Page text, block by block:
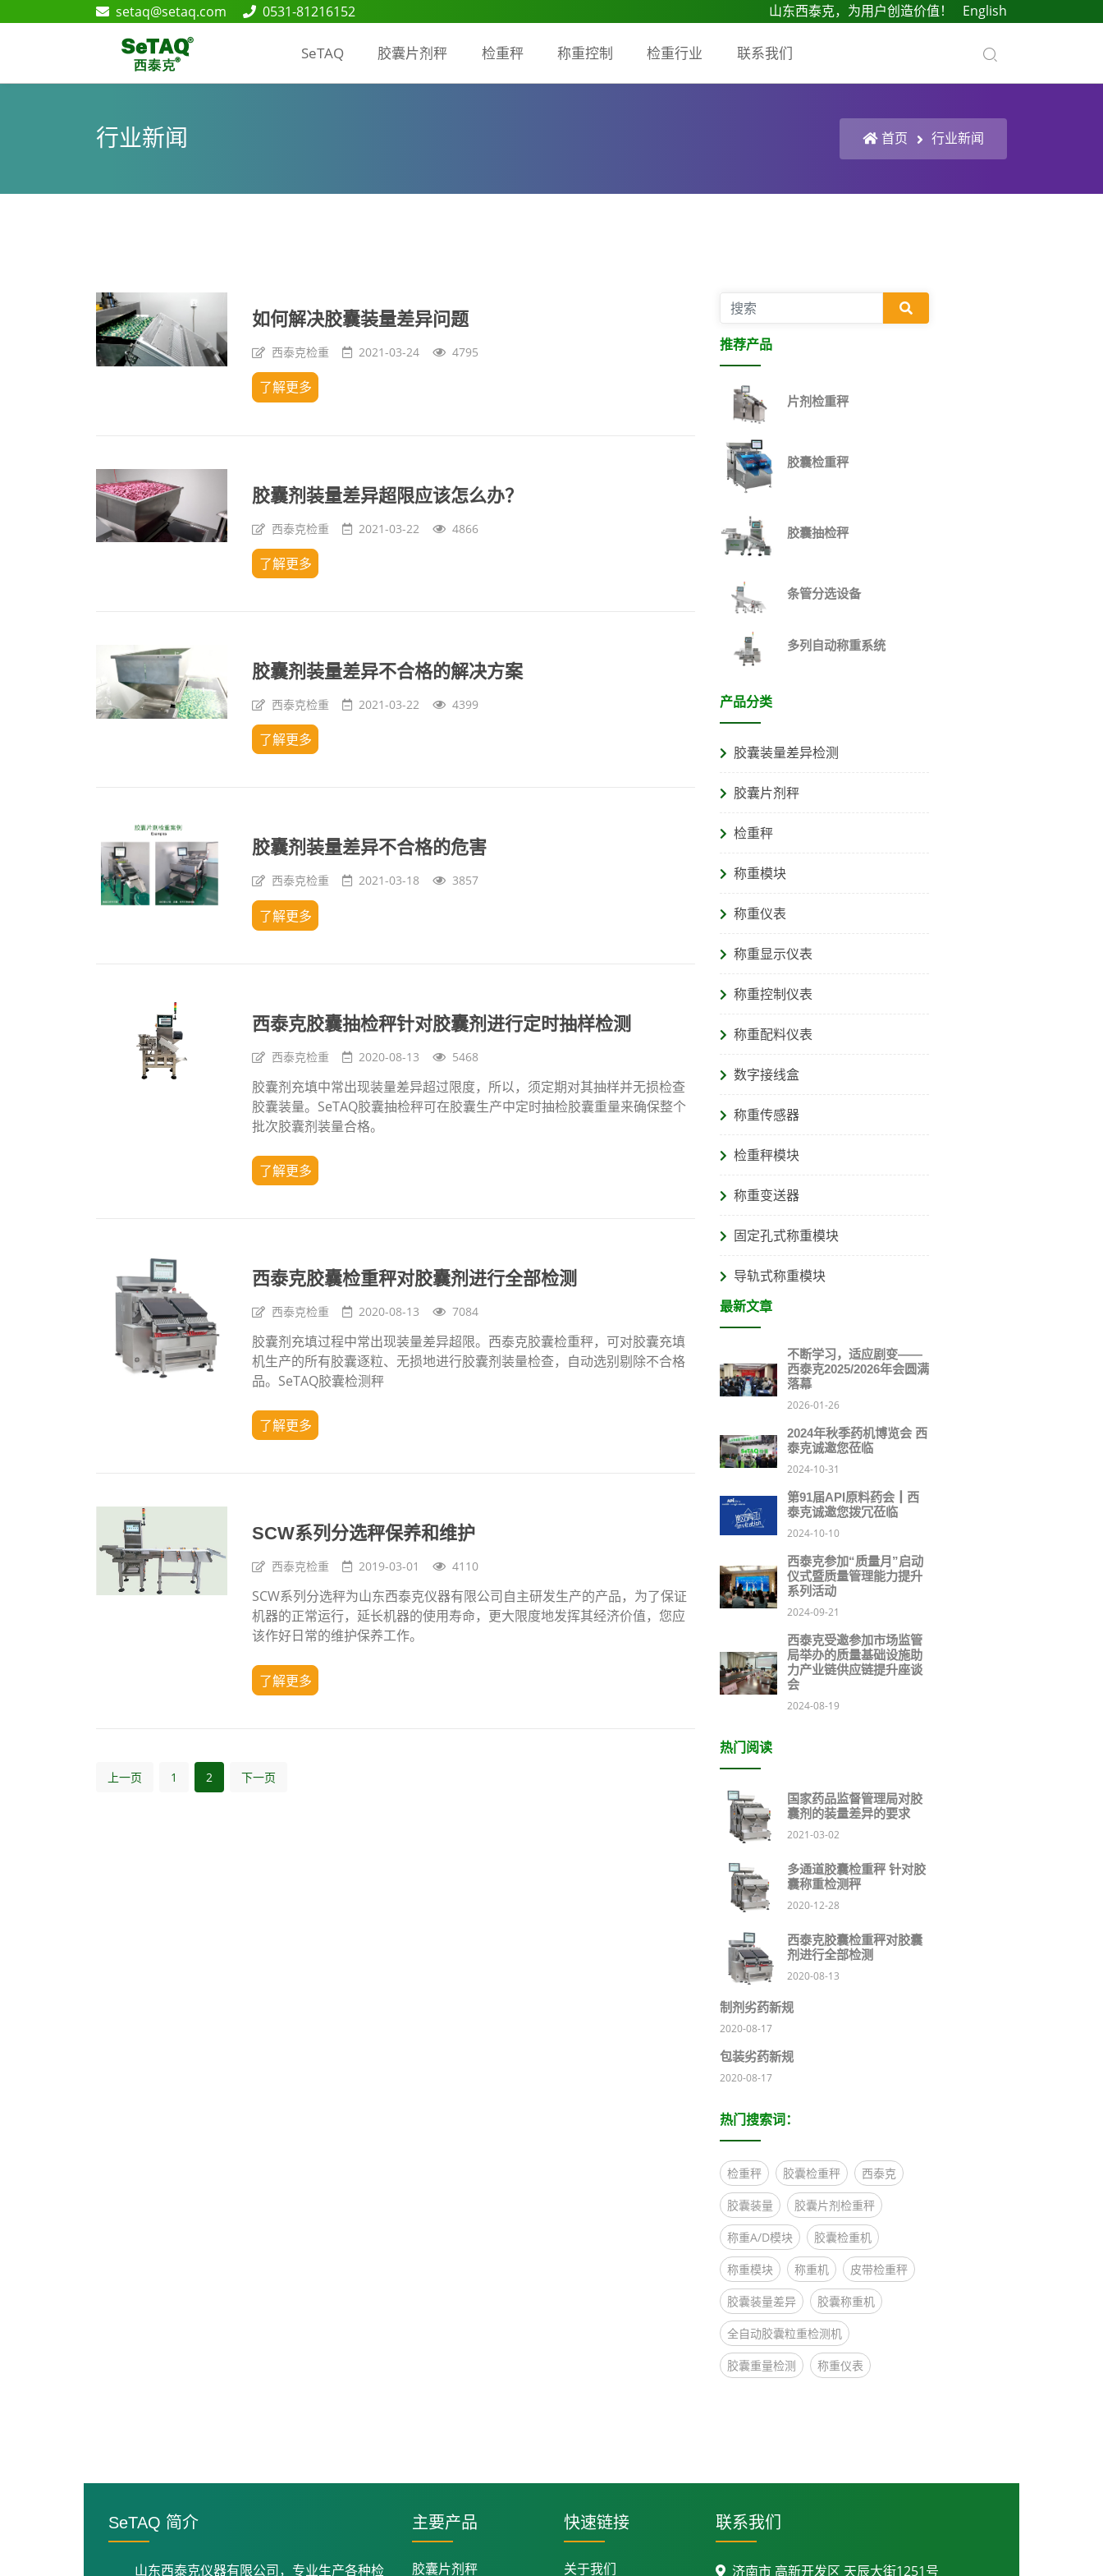
setaq@setaq.com 0531-81216152 山东西泰克，为用户创造价值！ English
SeTAQ 胶囊片剂秤 检重秤 称重控制 检重行业 联系我们
行业新闻 首页 行业新闻
推荐产品
片剂检重秤
胶囊检重秤
胶囊抽检秤
条管分选设备
多列自动称重系统
产品分类
胶囊装量差异检测
胶囊片剂秤
检重秤
称重模块
称重仪表
称重显示仪表
称重控制仪表
称重配料仪表
数字接线盒
称重传感器
检重秤模块
称重变送器
固定孔式称重模块
导轨式称重模块
最新文章
不断学习，适应剧变——
西泰克2025/2026年会圆满
落幕
2026-01-26
2024年秋季药机博览会 西
泰克诚邀您莅临
2024-10-31
第91届API原料药会┃西
泰克诚邀您拨冗莅临
2024-10-10
西泰克参加“质量月”启动
仪式暨质量管理能力提升
系列活动
2024-09-21
西泰克受邀参加市场监管
局举办的质量基础设施助
力产业链供应链提升座谈
会
2024-08-19
热门阅读
国家药品监督管理局对胶
囊剂的装量差异的要求
2021-03-02
多通道胶囊检重秤 针对胶
囊称重检测秤
2020-12-28
西泰克胶囊检重秤对胶囊
剂进行全部检测
2020-08-13
制剂劣药新规
2020-08-17
包装劣药新规
2020-08-17
热门搜索词：
检重秤 胶囊检重秤 西泰克
胶囊装量 胶囊片剂检重秤
称重A/D模块 胶囊检重机
称重模块 称重机 皮带检重秤
胶囊装量差异 胶囊称重机
全自动胶囊粒重检测机
胶囊重量检测 称重仪表
如何解决胶囊装量差异问题
西泰克检重 2021-03-24 4795
了解更多
胶囊剂装量差异超限应该怎么办？
西泰克检重 2021-03-22 4866
了解更多
胶囊剂装量差异不合格的解决方案
西泰克检重 2021-03-22 4399
了解更多
胶囊剂装量差异不合格的危害
西泰克检重 2021-03-18 3857
了解更多
西泰克胶囊抽检秤针对胶囊剂进行定时抽样检测
西泰克检重 2020-08-13 5468
胶囊剂充填中常出现装量差异超过限度，所以，须定期对其抽样并无损检查
胶囊装量。SeTAQ胶囊抽检秤可在胶囊生产中定时抽检胶囊重量来确保整个
批次胶囊剂装量合格。
了解更多
西泰克胶囊检重秤对胶囊剂进行全部检测
西泰克检重 2020-08-13 7084
胶囊剂充填过程中常出现装量差异超限。西泰克胶囊检重秤，可对胶囊充填
机生产的所有胶囊逐粒、无损地进行胶囊剂装量检查，自动选别剔除不合格
品。SeTAQ胶囊检测秤
了解更多
SCW系列分选秤保养和维护
西泰克检重 2019-03-01 4110
SCW系列分选秤为山东西泰克仪器有限公司自主研发生产的产品，为了保证
机器的正常运行，延长机器的使用寿命，更大限度地发挥其经济价值，您应
该作好日常的维护保养工作。
了解更多
上一页 1 2 下一页
SeTAQ 简介
山东西泰克仪器有限公司，专业生产各种检
主要产品
胶囊片剂秤
快速链接
关于我们
联系我们
济南市 高新开发区 天辰大街1251号